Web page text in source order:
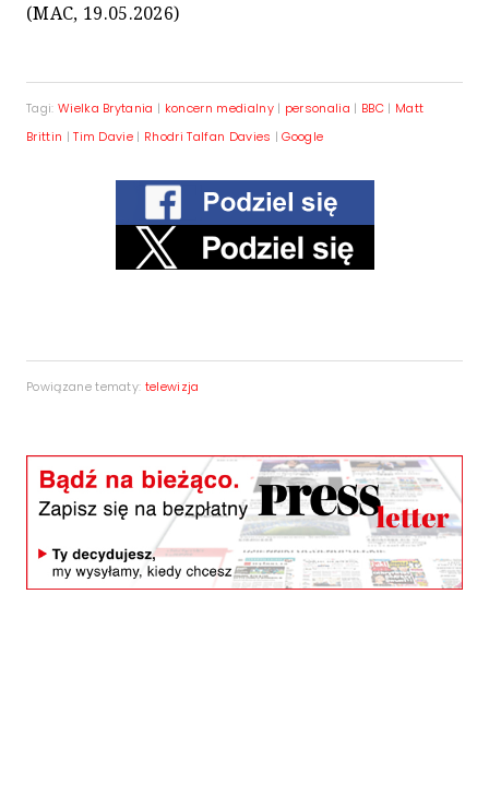
(MAC, 19.05.2026)
Tagi: Wielka Brytania | koncern medialny| personalia | BBC| Matt
Brittin |Tim Davie | Rhodri Talfan Davies |Google
Powiązane tematy: telewizja